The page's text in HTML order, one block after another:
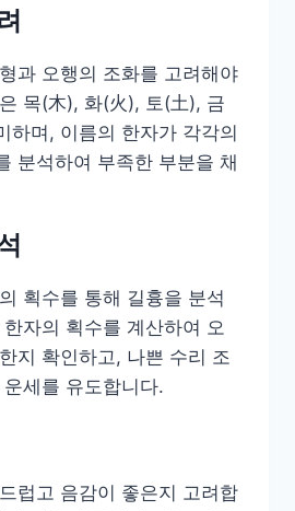
과 오행의 조화를 고려해야
목(木), 화(火), 토(土), 금
하며, 이름의 한자가 각각의
분석하여 부족한 부분을 채
획수를 통해 길흉을 분석
자의 획수를 계산하여 오
지 확인하고, 나쁜 수리 조
세를 유도합니다.
럽고 음감이 좋은지 고려합